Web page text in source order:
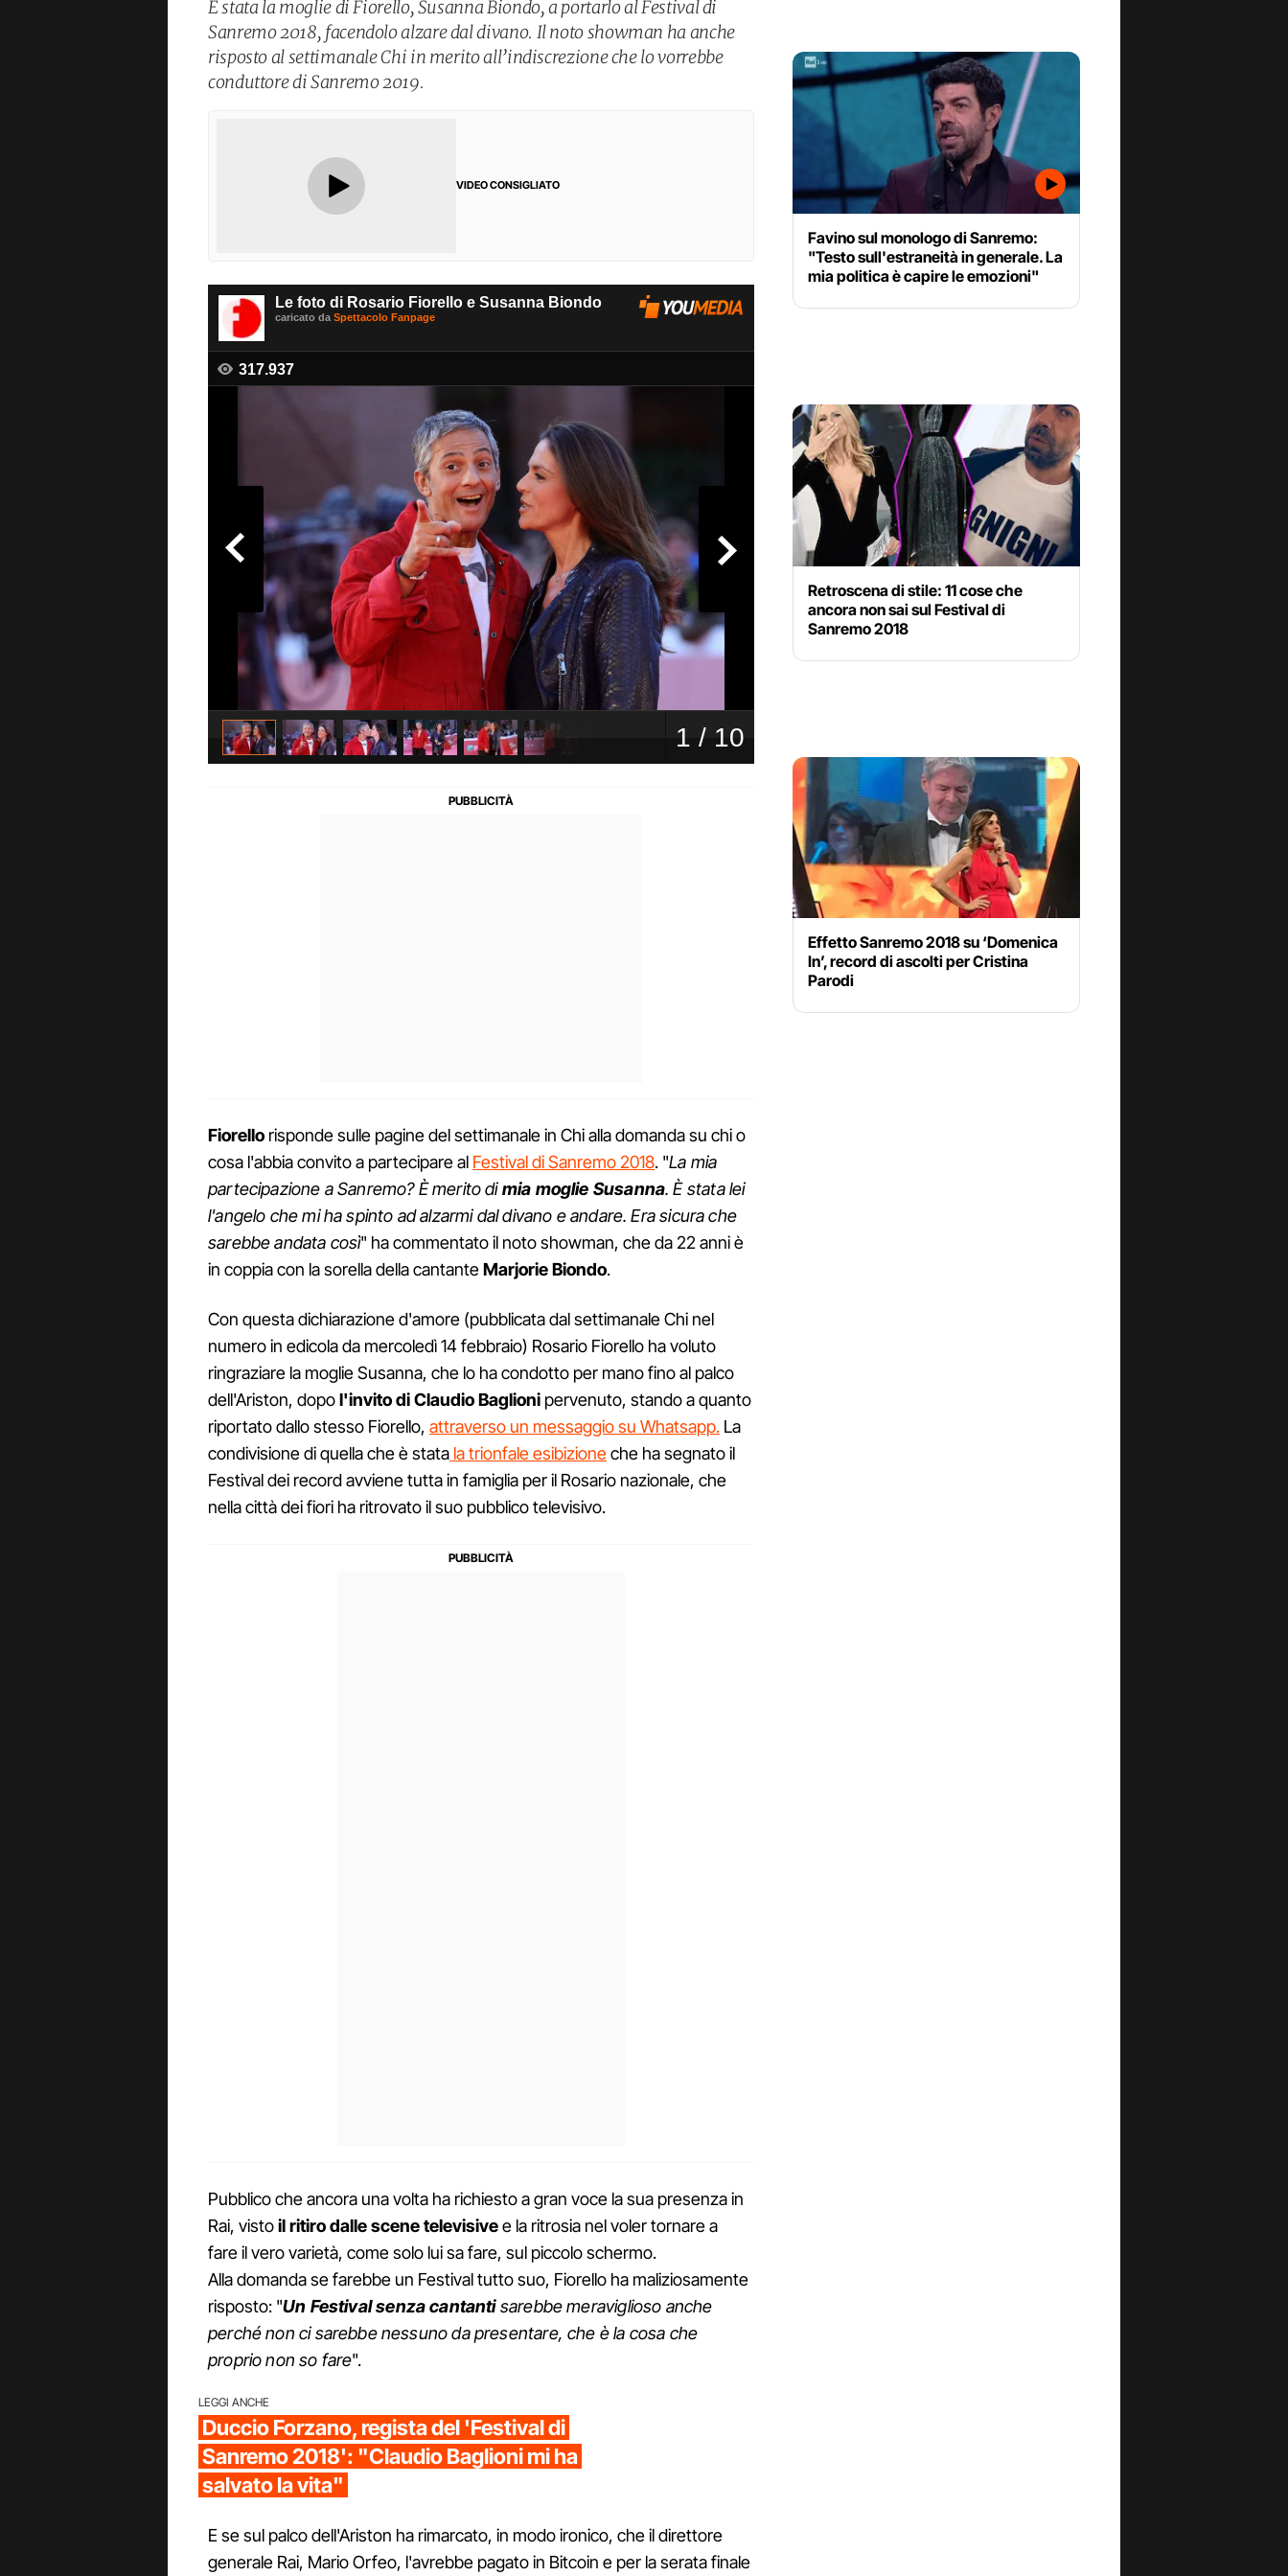
È stata la moglie di Fiorello, Susanna Biondo, a portarlo al Festival di
Sanremo 2018, facendolo alzare dal divano. Il noto showman ha anche
risposto al settimanale Chi in merito all’indiscrezione che lo vorrebbe
conduttore di Sanremo 2019.
VIDEO CONSIGLIATO
Fiorello risponde sulle pagine del settimanale in Chi alla domanda su chi o
cosa l'abbia convito a partecipare al Festival di Sanremo 2018. "La mia
partecipazione a Sanremo? È merito dimia moglie Susanna. È stata lei
l'angelo che mi ha spinto ad alzarmi dal divano e andare. Era sicura che
sarebbe andata così" ha commentato il noto showman, che da 22 anni è
in coppia con la sorella della cantanteMarjorie Biondo.
Con questa dichiarazione d'amore (pubblicata dal settimanale Chi nel
numero in edicola da mercoledì 14 febbraio) Rosario Fiorello ha voluto
ringraziare la moglie Susanna, che lo ha condotto per mano fino al palco
dell'Ariston, dopol'invito di Claudio Baglioni pervenuto, stando a quanto
riportato dallo stesso Fiorello, attraverso un messaggio su Whatsapp. La
condivisione di quella che è stata la trionfale esibizioneche ha segnato il
Festival dei record avviene tutta in famiglia per il Rosario nazionale, che
nella città dei fiori ha ritrovato il suo pubblico televisivo.
Pubblico che ancora una volta ha richiesto a gran voce la sua presenza in
Rai, vistoil ritiro dalle scene televisivee la ritrosia nel voler tornare a
fare il vero varietà, come solo lui sa fare, sul piccolo schermo.
Alla domanda se farebbe un Festival tutto suo, Fiorello ha maliziosamente
risposto: "Un Festival senza cantantisarebbe meraviglioso anche
perché non ci sarebbe nessuno da presentare, che è la cosa che
proprio non so fare".
LEGGI ANCHE
Duccio Forzano, regista del 'Festival di
Sanremo 2018': "Claudio Baglioni mi ha
salvato la vita"
E se sul palco dell'Ariston ha rimarcato, in modo ironico, che il direttore
generale Rai, Mario Orfeo, l'avrebbe pagato in Bitcoin e per la serata finale
Favino sul monologo di Sanremo:
"Testo sull'estraneità in generale. La
mia politica è capire le emozioni"
Retroscena di stile: 11 cose che
ancora non sai sul Festival di
Sanremo 2018
Effetto Sanremo 2018 su ‘Domenica
In’, record di ascolti per Cristina
Parodi